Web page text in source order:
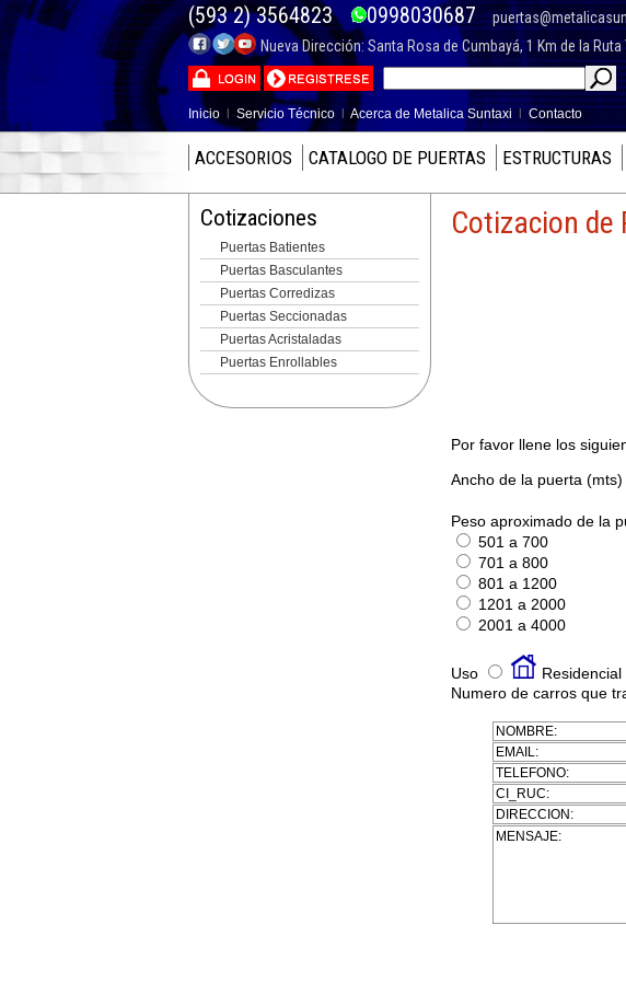
(593 2) 3564823 0998030687
Nueva Dirección: Santa Rosa de Cumbayá, 1 Km de la
Inicio Servicio Técnico l Acerca de Metalica Suntaxi Contacto
ACCESORIOS CATALOGO DE PUERTAS ESTRUCTURAS
Cotizacion
Por favor llene los
Ancho de la puerta (mts)
Peso aproximado de la
501 a 700
701 a 800
801 a 1200
1201 a 2000
2001 a 4000
Uso Residencial
Numero de carros que
Cotizaciones
Puertas Batientes
Puertas Basculantes
Puertas Corredizas
Puertas Seccionadas
Puertas Acristaladas
Puertas Enrollables